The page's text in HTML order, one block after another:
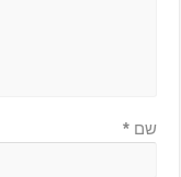
שם *